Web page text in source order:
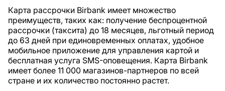
Карта рассрочки Birbank имеет множество
преимуществ, таких как: получение беспроцентной
рассрочки (таксита) до 18 месяцев, льготный период
до 63 дней при единовременных оплатах, удобное
мобильное приложение для управления картой и
бесплатная услуга SMS-оповещения. Карта Birbank
имеет более 11 000 магазинов-партнеров по всей
стране и их количество постоянно растет.